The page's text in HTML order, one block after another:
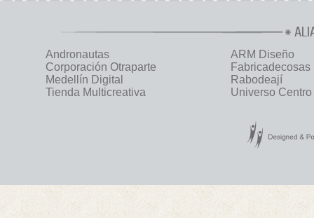
Andronautas
ARM Diseño
Corporación Otraparte
Fabricadecosas
Medellín Digital
Rabodeají
Tienda Multicreativa
Universo Centro